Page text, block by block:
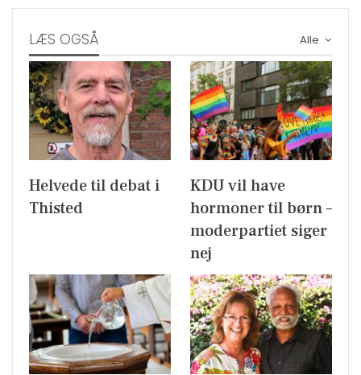
Alle
LÆS OGSÅ
Helvede til debat i
Thisted
KDU vil have
hormoner til børn –
moderpartiet siger
nej